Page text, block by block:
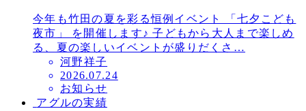
今年も竹田の夏を彩る恒例イベント 「七夕こども
夜市」 を開催します♪ 子どもから大人まで楽しめ
る、夏の楽しいイベントが盛りだくさ…
河野祥子
投
稿
日
2026.07.24
お知らせ
アグルの実績